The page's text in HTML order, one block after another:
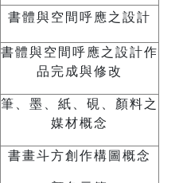
書體與空間呼應之設計
書體與空間呼應之設計作
品完成與修改
筆、墨、紙、硯、顏料之
媒材概念
書畫斗方創作構圖概念